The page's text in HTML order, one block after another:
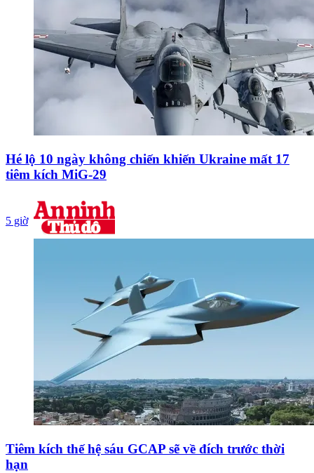
Hé lộ 10 ngày không chiến khiến Ukraine mất 17
tiêm kích MiG-29
5 giờ
Tiêm kích thế hệ sáu GCAP sẽ về đích trước thời
hạn